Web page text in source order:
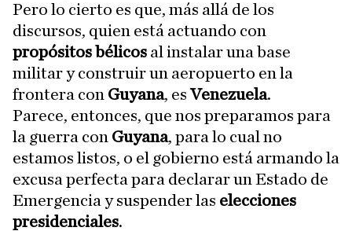
Pero lo cierto es que, más allá de los
discursos, quien está actuando con
propósitos bélicos al instalar una base
militar y construir un aeropuerto en la
frontera con Guyana, esVenezuela.
Parece, entonces, que nos preparamos para
la guerra con Guyana, para lo cual no
estamos listos, o el gobierno está armando la
excusa perfecta para declarar un Estado de
Emergencia y suspender las elecciones
presidenciales.